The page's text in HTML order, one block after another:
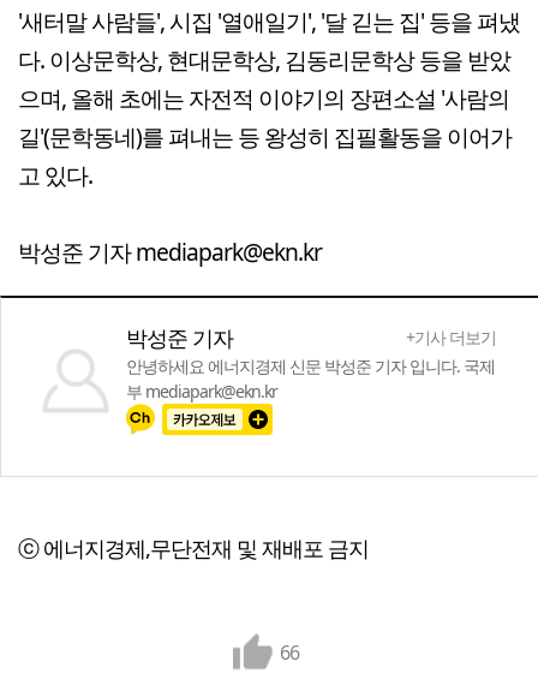
'새터말 사람들', 시집 '열애일기', '달 긷는 집' 등을 펴냈
다. 이상문학상, 현대문학상, 김동리문학상 등을 받았
으며, 올해 초에는 자전적 이야기의 장편소설 '사람의
길'(문학동네)를 펴내는 등 왕성히 집필활동을 이어가
고 있다.
박성준 기자 mediapark@ekn.kr
박성준 기자
+기사 더보기
안녕하세요 에너지경제 신문 박성준 기자 입니다. 국제
부 mediapark@ekn.kr
ⓒ 에너지경제,무단전재 및 재배포 금지
66